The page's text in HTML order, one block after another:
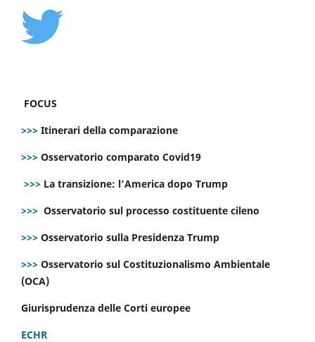
FOCUS
>>> Itinerari della comparazione
>>> Osservatorio comparato Covid19
>>> La transizione: l’America dopo Trump
>>> Osservatorio sul processo costituente cileno
>>> Osservatorio sulla Presidenza Trump
>>> Osservatorio sul Costituzionalismo Ambientale
(OCA)
Giurisprudenza delle Corti europee
ECHR